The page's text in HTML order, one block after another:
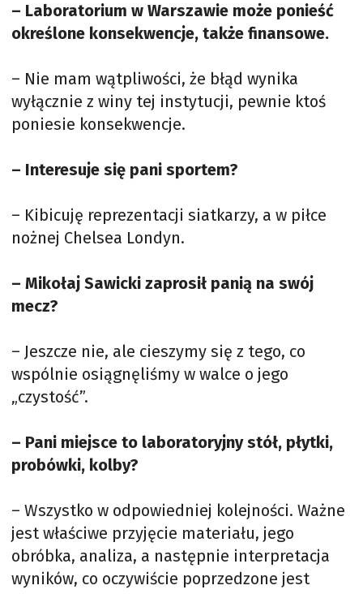
– Laboratorium w Warszawie może ponieść
określone konsekwencje, także finansowe.
– Nie mam wątpliwości, że błąd wynika
wyłącznie z winy tej instytucji, pewnie ktoś
poniesie konsekwencje.
– Interesuje się pani sportem?
– Kibicuję reprezentacji siatkarzy, a w piłce
nożnej Chelsea Londyn.
– Mikołaj Sawicki zaprosił panią na swój
mecz?
– Jeszcze nie, ale cieszymy się z tego, co
wspólnie osiągnęliśmy w walce o jego
„czystość”.
– Pani miejsce to laboratoryjny stół, płytki,
probówki, kolby?
– Wszystko w odpowiedniej kolejności. Ważne
jest właściwe przyjęcie materiału, jego
obróbka, analiza, a następnie interpretacja
wyników, co oczywiście poprzedzone jest